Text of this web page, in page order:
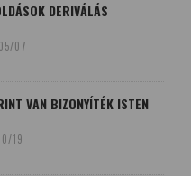
DERIVÁLÁS
07
VAN BIZONYÍTÉK ISTEN
19